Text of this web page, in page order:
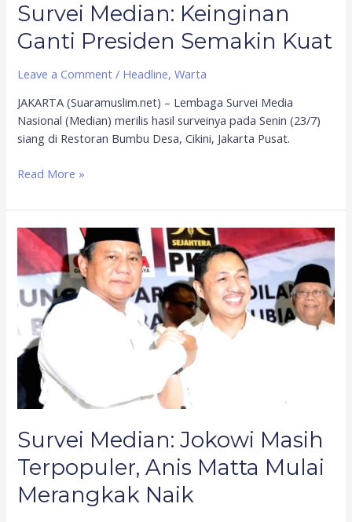
Survei Median: Keinginan
Ganti Presiden Semakin Kuat
Leave a Comment / Headline,Warta
JAKARTA (Suaramuslim.net) – Lembaga Survei Media
Nasional (Median) merilis hasil surveinya pada Senin (23/7)
siang di Restoran Bumbu Desa, Cikini, Jakarta Pusat.
Read More »
Survei Median: Jokowi Masih
Terpopuler, Anis Matta Mulai
Merangkak Naik
Survei
Median:
Jokowi
Masih
Terpopuler,
Anis
Matta
Mulai
Merangkak
Naik